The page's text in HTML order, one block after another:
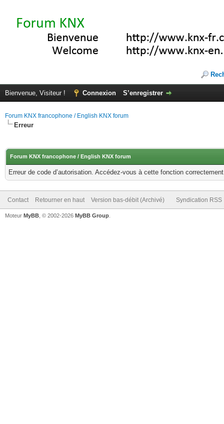
Bienvenue, Visiteur ! Connexion S’enregistrer
Forum KNX francophone / English KNX forum
Erreur
Forum KNX francophone / English KNX forum
Erreur de code d’autorisation. Accédez-vous à cette fonction
Contact Retourner en haut Version bas-débit (Archivé) Syndication RSS
Moteur MyBB , © 2002-2026 MyBB Group